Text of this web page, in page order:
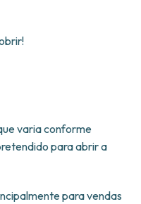
varia conforme
para abrir a
para vendas